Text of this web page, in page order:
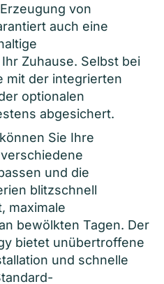
von
auch eine
Zuhause. Selbst bei
mit der integrierten
optionalen
abgesichert.
Sie Ihre
und die
blitzschnell
maximale
bewölkten Tagen. Der
bietet unübertroffene
und schnelle